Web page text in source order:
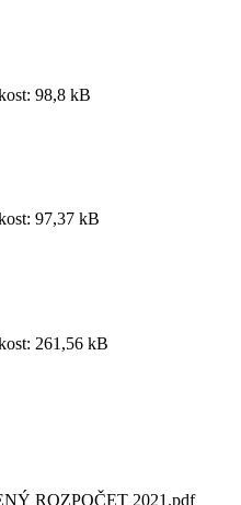
98,8 kB
97,37 kB
261,56 kB
ROZPOČET 2021.pdf